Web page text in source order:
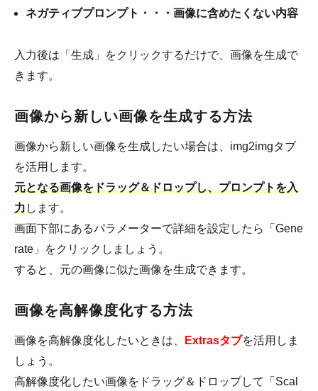
ネガティブプロンプト・・・画像に含めたくない内容
入力後は「生成」をクリックするだけで、画像を生成で
きます。
画像から新しい画像を生成する方法
画像から新しい画像を生成したい場合は、img2imgタブ
を活用します。
元となる画像をドラッグ＆ドロップし、プロンプトを入
力 します。
画面下部にあるパラメーターで詳細を設定したら「Gene
rate」をクリックしましょう。
すると、元の画像に似た画像を生成できます。
画像を高解像度化する方法
画像を高解像度化したいときは、 Extrasタブを活用しま
しょう。
高解像度化したい画像をドラッグ＆ドロップして「Scal